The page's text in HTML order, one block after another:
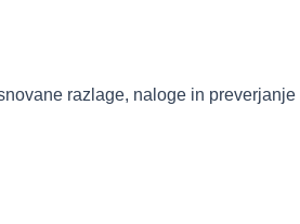
razlage, naloge in